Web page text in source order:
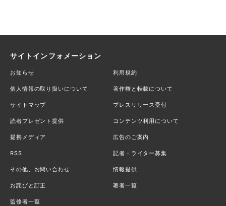
サイトインフォメーション
お知らせ 利用規約
個人情報の取り扱いについて 著作権と転載について
サイトマップ プレスリリース受付
読者プレゼント提供 コンテンツ利用について
提携メディア 広告のご案内
RSS 記者・ライター募集
その他、お問い合わせ 情報提供
お詫びと訂正 著者一覧
監修者一覧